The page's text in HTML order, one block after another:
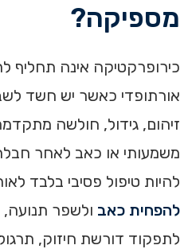
מספיקה?
כירופרקטיקה אינה תחליף
אורתופדי כאשר יש חשד
זיהום, גידול, חולשה
משמעותי או כאב לאחר
להיות טיפול פסיבי בלבד
להפחית כאב ולשפר
לתפקוד דורשת חיזוק,